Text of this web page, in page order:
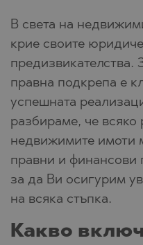
В света на
крие своите
предизвикателства.
правна подкрепа е
успешната
разбираме, че всяко
недвижимите имоти
правни и финансови
за да Ви осигурим
на всяка стъпка.
Какво